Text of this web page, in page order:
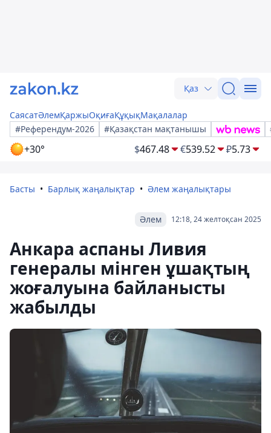
Қаз
СаясатӘлемҚаржыОқиғаҚұқықМақалалар
#Референдум-2026
#Қазақстан мақтанышы
+30° $467.48 €539.52 ₽5.73
Басты Барлық жаңалықтар Әлем жаңалықтары
12:18, 24 желтоқсан 2025
Әлем
Анкара аспаны Ливия
генералы мінген ұшақтың
жоғалуына байланысты
жабылды